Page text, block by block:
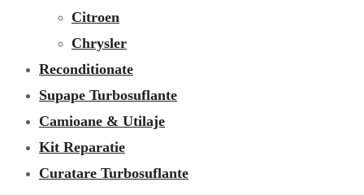
Citroen
Chrysler
Reconditionate
Supape Turbosuflante
Camioane & Utilaje
Kit Reparatie
Curatare Turbosuflante